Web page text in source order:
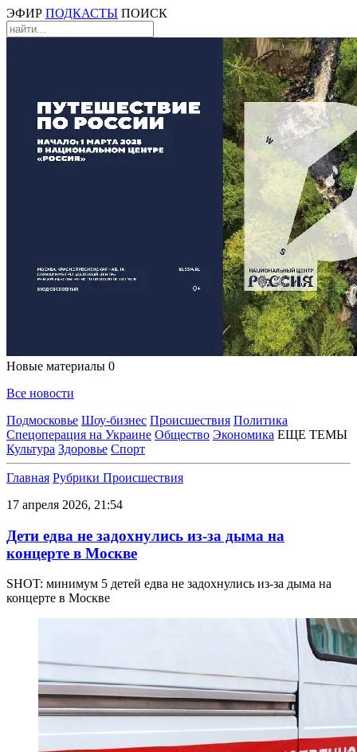
ЭФИР ПОДКАСТЫ ПОИСК
Новые материалы 0
Все новости
Подмосковье Шоу-бизнес Происшествия Политика
Спецоперация на Украине Общество Экономика ЕЩЕ ТЕМЫ
Культура Здоровье Спорт
Главная Рубрики Происшествия
17 апреля 2026, 21:54
Дети едва не задохнулись из-за дыма на
концерте в Москве
SHOT: минимум 5 детей едва не задохнулись из-за дыма на
концерте в Москве